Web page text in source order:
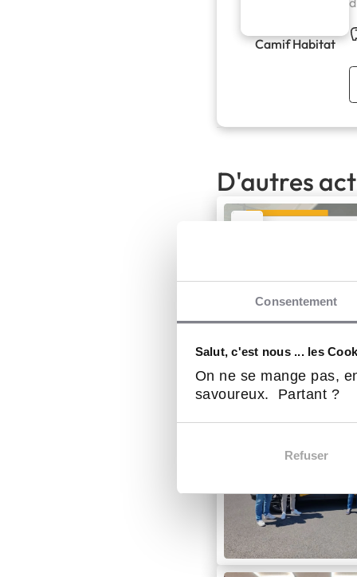
Consentement
Salut, c'est nous ... les
On ne se mange pas,
savoureux. Partant ?
Refuser
Camif Habitat
D'autres